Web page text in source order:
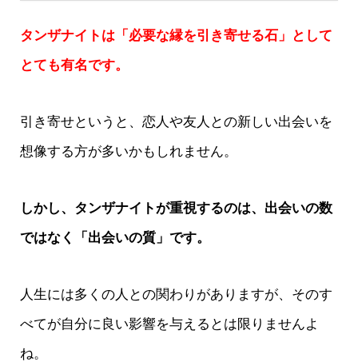
タンザナイトは「必要な縁を引き寄せる石」として
とても有名です。
引き寄せというと、恋人や友人との新しい出会いを
想像する方が多いかもしれません。
しかし、タンザナイトが重視するのは、出会いの数
ではなく「出会いの質」です。
人生には多くの人との関わりがありますが、そのす
べてが自分に良い影響を与えるとは限りませんよ
ね。